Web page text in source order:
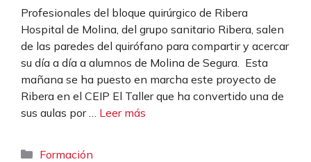
Profesionales del bloque quirúrgico de Ribera
Hospital de Molina, del grupo sanitario Ribera, salen
de las paredes del quirófano para compartir y acercar
su día a día a alumnos de Molina de Segura. Esta
mañana se ha puesto en marcha este proyecto de
Ribera en el CEIP El Taller que ha convertido una de
sus aulas por … Leer más
Categorías
Formación